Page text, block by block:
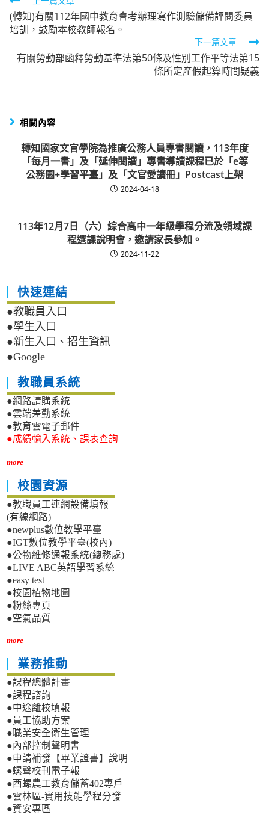
more
articles
(轉知)有關112年國中教育會考辦理寫作測驗儲備評閱委員
培訓，鼓勵本校教師報名。
下一篇文章
有關勞動部函釋勞動基準法第50條及性別工作平等法第15
條所定產假起算時間疑義
相關內容
轉知國家文官學院為推廣公務人員專書閱讀，113年度
「每月一書」及「延伸閱讀」專書導讀課程已於「e等
公務園+學習平臺」及「文官愛讀冊」Postcast上架
2024-04-18
113年12月7日（六）綜合高中一年級學程分流及領域課
程選課說明會，邀請家長參加。
2024-11-22
快速連結
●教職員入口
●學生入口
●新生入口、招生資訊
●Google
教職員系統
●網路請購系統
●雲端差勤系統
●教育雲電子郵件
●成績輸入系統、課表查詢
more
校園資源
●教職員工連網設備填報
(有線網路)
●newplus數位教學平臺
●IGT數位教學平臺(校內)
●公物維修通報系統(總務處)
●LIVE ABC英語學習系統
●easy test
●校園植物地圖
●粉絲專頁
●空氣品質
more
業務推動
●課程總體計畫
●課程諮詢
●中途離校填報
●員工協助方案
●職業安全衛生管理
●內部控制聲明書
●申請補發【畢業證書】說明
●螺聲校刊電子報
●西螺農工教育儲蓄402專戶
●雲林區-實用技能學程分發
●資安專區